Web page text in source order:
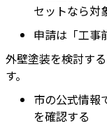
セットなら対
申請は「工事
外壁塗装を検討す
す。
市の公式情報
を確認する